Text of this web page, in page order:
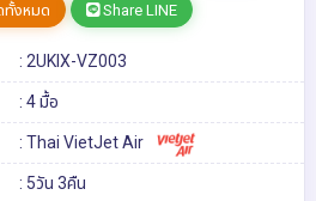
ทั้งหมด Share LINE
: 2UKIX-VZ003
: 4 มื้อ
: Thai VietJet Air
: 5วัน 3คืน